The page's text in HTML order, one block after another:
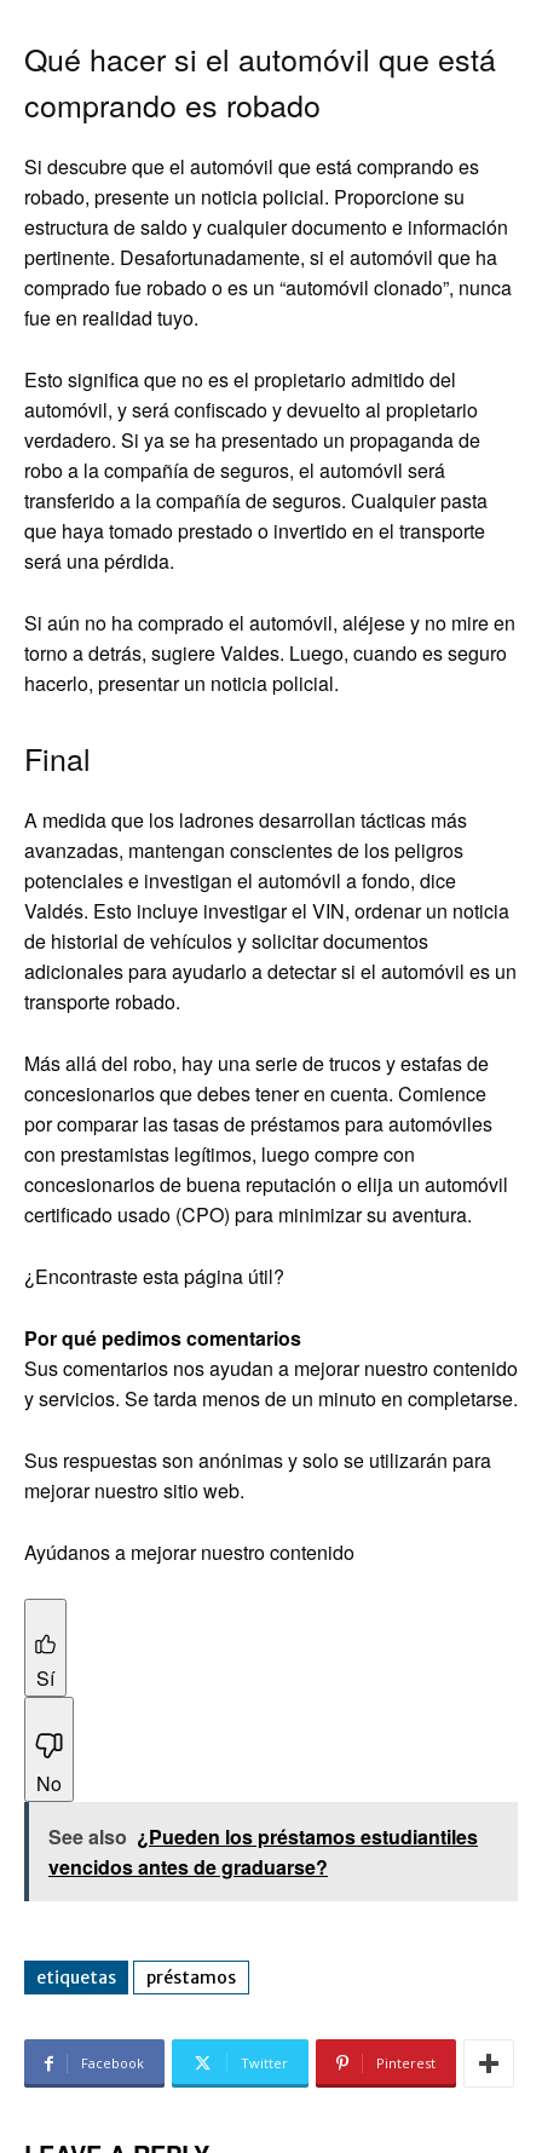
Qué hacer si el automóvil que está
comprando es robado
Si descubre que el automóvil que está comprando es
robado, presente un noticia policial. Proporcione su
estructura de saldo y cualquier documento e información
pertinente. Desafortunadamente, si el automóvil que ha
comprado fue robado o es un “automóvil clonado”, nunca
fue en realidad tuyo.
Esto significa que no es el propietario admitido del
automóvil, y será confiscado y devuelto al propietario
verdadero. Si ya se ha presentado un propaganda de
robo a la compañía de seguros, el automóvil será
transferido a la compañía de seguros. Cualquier pasta
que haya tomado prestado o invertido en el transporte
será una pérdida.
Si aún no ha comprado el automóvil, aléjese y no mire en
torno a detrás, sugiere Valdes. Luego, cuando es seguro
hacerlo, presentar un noticia policial.
Final
A medida que los ladrones desarrollan tácticas más
avanzadas, mantengan conscientes de los peligros
potenciales e investigan el automóvil a fondo, dice
Valdés. Esto incluye investigar el VIN, ordenar un noticia
de historial de vehículos y solicitar documentos
adicionales para ayudarlo a detectar si el automóvil es un
transporte robado.
Más allá del robo, hay una serie de trucos y estafas de
concesionarios que debes tener en cuenta. Comience
por comparar las tasas de préstamos para automóviles
con prestamistas legítimos, luego compre con
concesionarios de buena reputación o elija un automóvil
certificado usado (CPO) para minimizar su aventura.
¿Encontraste esta página útil?
Por qué pedimos comentarios
Sus comentarios nos ayudan a mejorar nuestro contenido
y servicios. Se tarda menos de un minuto en completarse.
Sus respuestas son anónimas y solo se utilizarán para
mejorar nuestro sitio web.
Ayúdanos a mejorar nuestro contenido
Sí
No
See also ¿Pueden los préstamos estudiantiles
vencidos antes de graduarse?
etiquetas préstamos
Facebook Twitter Pinterest